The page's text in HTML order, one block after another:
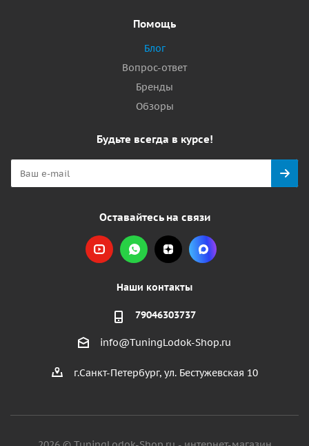
Помощь
Блог
Вопрос-ответ
Бренды
Обзоры
Будьте всегда в курсе!
Оставайтесь на связи
Наши контакты
79046303737
info@TuningLodok-Shop.ru
г.Санкт-Петербург, ул. Бестужевская 10